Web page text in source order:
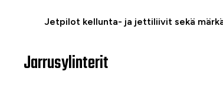
Jetpilot kellunta- ja jettiliivit sekä
Jarrusylinterit